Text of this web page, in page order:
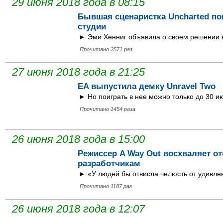
Бывшая сценаристка Uncharted
студии
► Эми Хенниг объявила о своем решении
Прочитано 2571 раз
27 июня 2018 года в 21:25
EA выпустила демку Unravel Two
► Но поиграть в нее можно только до 30
Прочитано 1454 раза
26 июня 2018 года в 15:00
Режиссер A Way Out восхваляет
разработчикам
► «У людей бы отвисла челюсть от
Прочитано 1187 раз
26 июня 2018 года в 12:07